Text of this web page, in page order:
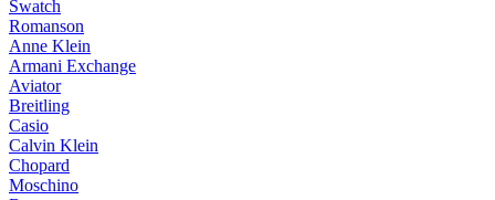
Swatch
Romanson
Anne Klein
Armani Exchange
Aviator
Breitling
Casio
Calvin Klein
Chopard
Moschino